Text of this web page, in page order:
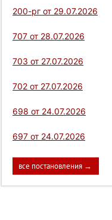
200-рг от 29.07.2026
707 от 28.07.2026
703 от 27.07.2026
702 от 27.07.2026
698 от 24.07.2026
697 от 24.07.2026
все постановления →